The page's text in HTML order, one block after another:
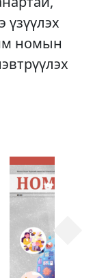
үзүүлэх
номын